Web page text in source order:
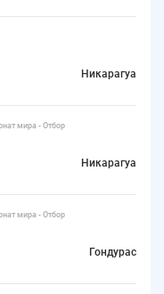
Никарагуа
мира - Отбор
Никарагуа
мира - Отбор
Гондурас